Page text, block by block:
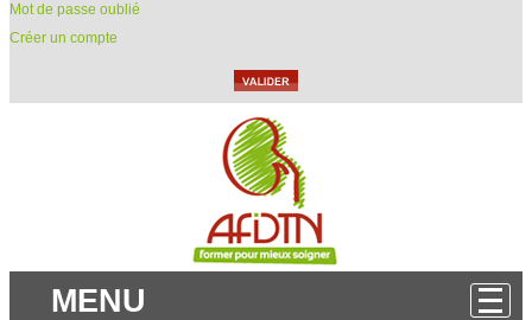
Mot de passe oublié
Créer un compte
MENU